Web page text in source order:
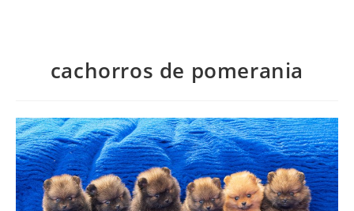
cachorros de pomerania